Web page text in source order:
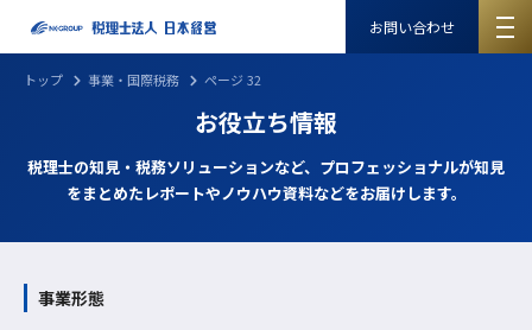
お問い合わせ
トップ 事業・国際税務 ページ 32
お役立ち情報
税理士の知見・税務ソリューションなど、プロフェッショナルが知見
をまとめたレポートやノウハウ資料などをお届けします。
事業形態